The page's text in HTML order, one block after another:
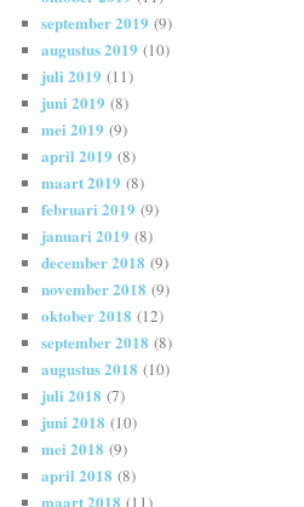
september 2019 (9)
augustus 2019 (10)
juli 2019 (11)
juni 2019 (8)
mei 2019 (9)
april 2019 (8)
maart 2019 (8)
februari 2019 (9)
januari 2019 (8)
december 2018 (9)
november 2018 (9)
oktober 2018 (12)
september 2018 (8)
augustus 2018 (10)
juli 2018 (7)
juni 2018 (10)
mei 2018 (9)
april 2018 (8)
maart 2018 (11)